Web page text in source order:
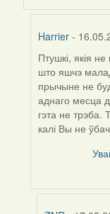
Harrier-
In
reply
to
by
ZNR
Птушкі, якія
што яшчэ
прычыне не
аднаго месца
гэта не трэба.
калі Вы не